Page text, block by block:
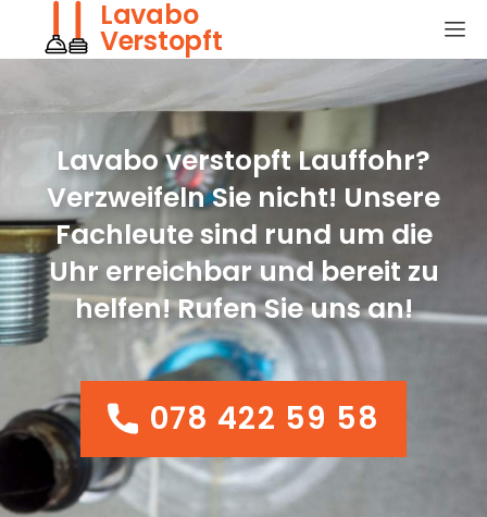
Lavabo
Verstopft
Lavabo verstopft Lauffohr?
Verzweifeln Sie nicht! Unsere
Fachleute sind rund um die
Uhr erreichbar und bereit zu
helfen! Rufen Sie uns an!
078 422 59 58
078 422 59 58